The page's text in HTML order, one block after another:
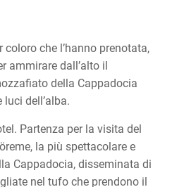
coloro che l’hanno prenotata,
ammirare dall’alto il
della Cappadocia
dell’alba.
Partenza per la visita del
la più spettacolare e
Cappadocia, disseminata di
nel tufo che prendono il